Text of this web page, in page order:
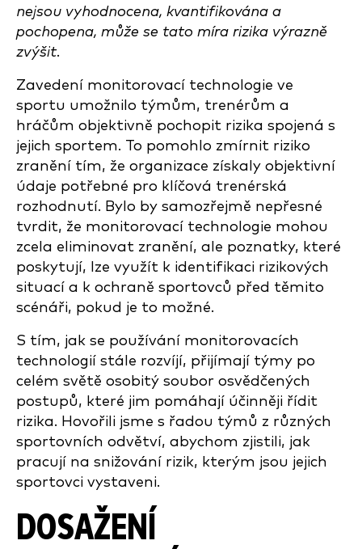
nejsou vyhodnocena, kvantifikována a
pochopena, může se tato míra rizika výrazně
zvýšit.
Zavedení monitorovací technologie ve
sportu umožnilo týmům, trenérům a
hráčům objektivně pochopit rizika spojená s
jejich sportem. To pomohlo zmírnit riziko
zranění tím, že organizace získaly objektivní
údaje potřebné pro klíčová trenérská
rozhodnutí. Bylo by samozřejmě nepřesné
tvrdit, že monitorovací technologie mohou
zcela eliminovat zranění, ale poznatky, které
poskytují, lze využít k identifikaci rizikových
situací a k ochraně sportovců před těmito
scénáři, pokud je to možné.
S tím, jak se používání monitorovacích
technologií stále rozvíjí, přijímají týmy po
celém světě osobitý soubor osvědčených
postupů, které jim pomáhají účinněji řídit
rizika. Hovořili jsme s řadou týmů z různých
sportovních odvětví, abychom zjistili, jak
pracují na snižování rizik, kterým jsou jejich
sportovci vystaveni.
DOSAŽENÍ